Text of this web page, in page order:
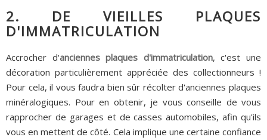
2. DE VIEILLES PLAQUES
D'IMMATRICULATION
Accrocher d'anciennes plaques d'immatriculation, c'est une
décoration particulièrement appréciée des collectionneurs !
Pour cela, il vous faudra bien sûr récolter d'anciennes plaques
minéralogiques. Pour en obtenir, je vous conseille de vous
rapprocher de garages et de casses automobiles, afin qu'ils
vous en mettent de côté. Cela implique une certaine confiance